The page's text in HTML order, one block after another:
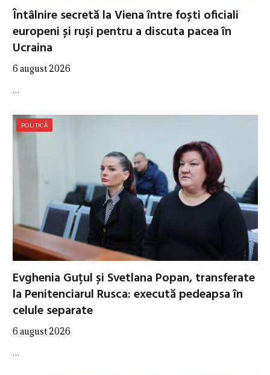
Întâlnire secretă la Viena între foști oficiali
europeni și ruși pentru a discuta pacea în
Ucraina
6 august 2026
…
POLITICĂ
Evghenia Guțul și Svetlana Popan, transferate
la Penitenciarul Rusca: execută pedeapsa în
celule separate
6 august 2026
…